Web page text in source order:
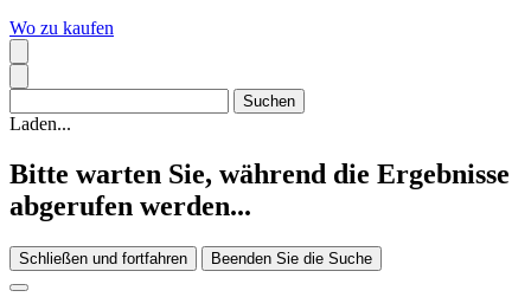
Wo zu kaufen
Laden...
Bitte warten Sie, während die Ergebnisse
abgerufen werden...
Schließen und fortfahren Beenden Sie die Suche